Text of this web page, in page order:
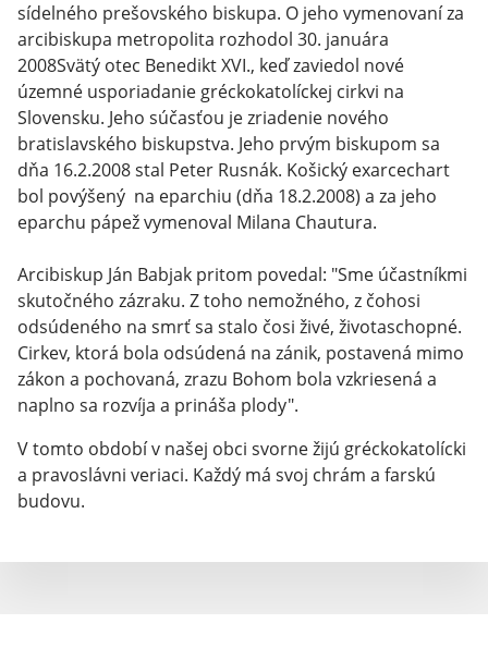
sídelného prešovského biskupa. O jeho vymenovaní za
arcibiskupa metropolita rozhodol 30. januára
2008Svätý otec Benedikt XVI., keď zaviedol nové
územné usporiadanie gréckokatolíckej cirkvi na
Slovensku. Jeho súčasťou je zriadenie nového
bratislavského biskupstva. Jeho prvým biskupom sa
dňa 16.2.2008 stal Peter Rusnák. Košický exarcechart
bol povýšený na eparchiu (dňa 18.2.2008) a za jeho
eparchu pápež vymenoval Milana Chautura.
Arcibiskup Ján Babjak pritom povedal: "Sme účastníkmi
skutočného zázraku. Z toho nemožného, z čohosi
odsúdeného na smrť sa stalo čosi živé, životaschopné.
Cirkev, ktorá bola odsúdená na zánik, postavená mimo
zákon a pochovaná, zrazu Bohom bola vzkriesená a
naplno sa rozvíja a prináša plody".
V tomto období v našej obci svorne žijú gréckokatolícki
a pravoslávni veriaci. Každý má svoj chrám a farskú
budovu.